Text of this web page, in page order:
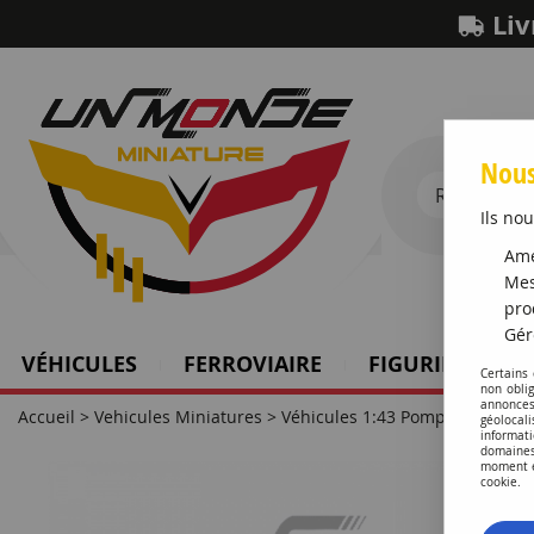
VÉHICULES FERROVIAIRE FIGURINES
Accueil > Vehicules Miniatures > Véhicules 1:43 Pompiers >
Ils
Certains
non
moment
cookie.